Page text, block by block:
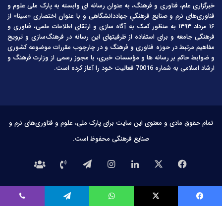
خبرگزاری علم، فناوری و فرهنگ، به عنوان رسانه ای وابسته به پارک ملی علوم و
فناوری‌های نرم و صنایع فرهنگیِ جهاددانشگاهی و با عنوان اختصاری «سینا» از
۱۶ مرداد ۱۳۹۳ به منظور کمک به آگاه سازی و ارتقای اطلاعات علمی، فناوری و
فرهنگی جامعه و برای استفاده از ظرفیتهای این رسانه در فرهنگ‌سازی و ترویج
مفاهیم مرتبط در حوزه فناوری و فرهنگ و در چارچوب مقررات موضوعه کشوری
و ضوابط حاکم بر رسانه ها و مؤسسات خبری، با مجوز رسمی از وزارت فرهنگ و
ارشاد اسلامی به شماره 70016 فعالیت خود را آغاز کرده است.
تمام حقوق مادی و معنوی این سایت برای پارک ملی، علوم و فناوری‌های نرم و
صنایع فرهنگی محفوظ است.
فیس
بوک
لینکدیناینستاگرامتلگرامتماس
با
درباره
ما